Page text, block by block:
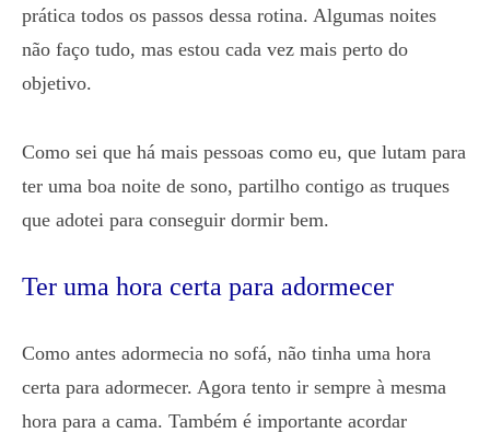
prática todos os passos dessa rotina. Algumas noites
não faço tudo, mas estou cada vez mais perto do
objetivo.
Como sei que há mais pessoas como eu, que lutam para
ter uma boa noite de sono, partilho contigo as truques
que adotei para conseguir dormir bem.
Ter uma hora certa para adormecer
Como antes adormecia no sofá, não tinha uma hora
certa para adormecer. Agora tento ir sempre à mesma
hora para a cama. Também é importante acordar